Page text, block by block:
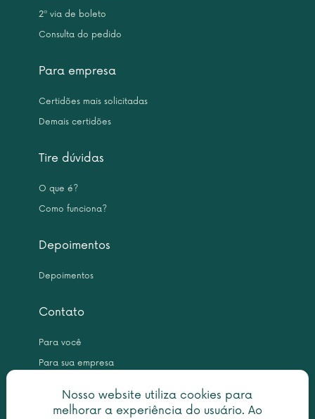
Nosso website utiliza cookies para
melhorar a experiência do usuário. Ao
2ª via de boleto
Consulta do pedido
Para empresa
Certidões mais solicitadas
Demais certidões
Tire dúvidas
O que é?
Como funciona?
Depoimentos
Depoimentos
Contato
Para você
Para sua empresa